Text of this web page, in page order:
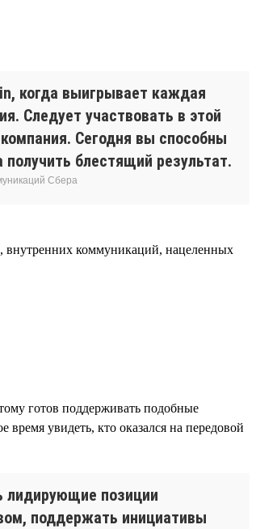
когда выигрывает каждая
Следует участвовать в этой
Сегодня вы способны
блестящий результат.
Сбера
внутренних коммуникаций, нацеленных
готов поддерживать подобные
увидеть, кто оказался на передовой
лидирующие позиции
поддержать инициативы